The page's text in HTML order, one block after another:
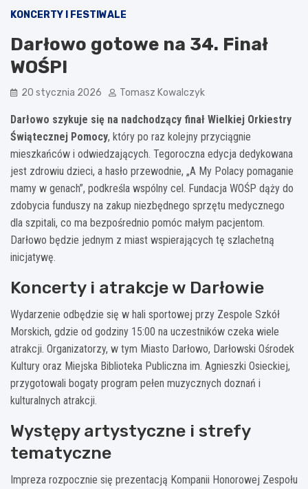
KONCERTY I FESTIWALE
Darłowo gotowe na 34. Finał
WOŚP!
20 stycznia 2026 Tomasz Kowalczyk
Darłowo szykuje się na nadchodzący finał Wielkiej Orkiestry
Świątecznej Pomocy, który po raz kolejny przyciągnie
mieszkańców i odwiedzających. Tegoroczna edycja dedykowana
jest zdrowiu dzieci, a hasło przewodnie, „A My Polacy pomaganie
mamy w genach”, podkreśla wspólny cel. Fundacja WOŚP dąży do
zdobycia funduszy na zakup niezbędnego sprzętu medycznego
dla szpitali, co ma bezpośrednio pomóc małym pacjentom.
Darłowo będzie jednym z miast wspierających tę szlachetną
inicjatywę.
Koncerty i atrakcje w Darłowie
Wydarzenie odbędzie się w hali sportowej przy Zespole Szkół
Morskich, gdzie od godziny 15:00 na uczestników czeka wiele
atrakcji. Organizatorzy, w tym Miasto Darłowo, Darłowski Ośrodek
Kultury oraz Miejska Biblioteka Publiczna im. Agnieszki Osieckiej,
przygotowali bogaty program pełen muzycznych doznań i
kulturalnych atrakcji.
Występy artystyczne i strefy
tematyczne
Impreza rozpocznie się prezentacją Kompanii Honorowej Zespołu